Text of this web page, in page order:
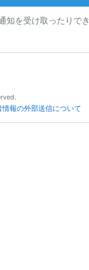
知を受け取ったりでき
情報の外部送信について